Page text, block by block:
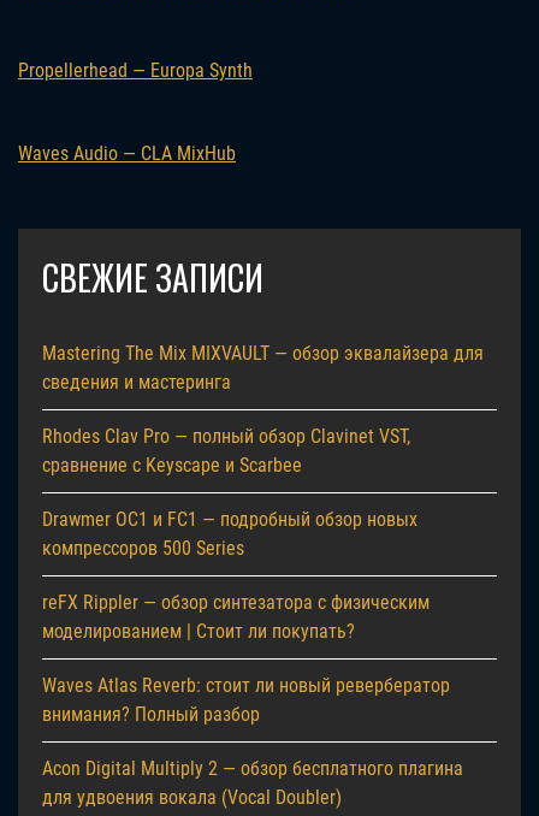
Propellerhead — Europa Synth
Waves Audio — CLA MixHub
СВЕЖИЕ ЗАПИСИ
Mastering The Mix MIXVAULT — обзор эквалайзера для
сведения и мастеринга
Rhodes Clav Pro — полный обзор Clavinet VST,
сравнение с Keyscape и Scarbee
Drawmer OC1 и FC1 — подробный обзор новых
компрессоров 500 Series
reFX Rippler — обзор синтезатора с физическим
моделированием | Стоит ли покупать?
Waves Atlas Reverb: стоит ли новый ревербератор
внимания? Полный разбор
Acon Digital Multiply 2 — обзор бесплатного плагина
для удвоения вокала (Vocal Doubler)